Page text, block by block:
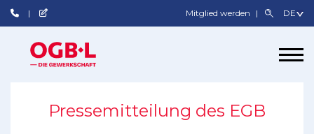
Mitglied werden
Pressemitteilung des EGB